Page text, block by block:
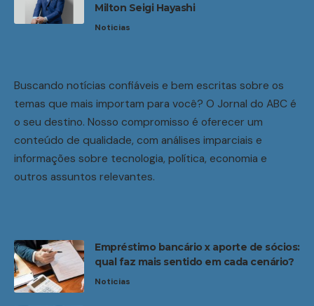
Milton Seigi Hayashi
Noticias
Buscando notícias confiáveis e bem escritas sobre os
temas que mais importam para você? O Jornal do ABC é
o seu destino. Nosso compromisso é oferecer um
conteúdo de qualidade, com análises imparciais e
informações sobre tecnologia, política, economia e
outros assuntos relevantes.
Empréstimo bancário x aporte de sócios:
qual faz mais sentido em cada cenário?
Noticias